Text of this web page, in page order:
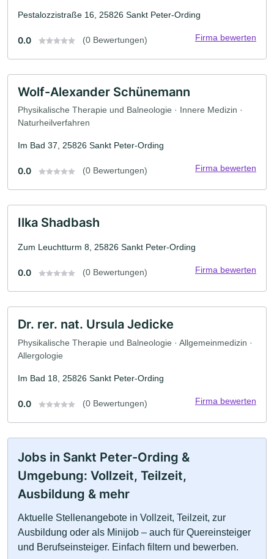
Pestalozzistraße 16, 25826 Sankt Peter-Ording
0.0 (0 Bewertungen) Firma bewerten
Wolf-Alexander Schünemann
Physikalische Therapie und Balneologie · Innere Medizin ·
Naturheilverfahren
Im Bad 37, 25826 Sankt Peter-Ording
0.0 (0 Bewertungen) Firma bewerten
Ilka Shadbash
Zum Leuchtturm 8, 25826 Sankt Peter-Ording
0.0 (0 Bewertungen) Firma bewerten
Dr. rer. nat. Ursula Jedicke
Physikalische Therapie und Balneologie · Allgemeinmedizin ·
Allergologie
Im Bad 18, 25826 Sankt Peter-Ording
0.0 (0 Bewertungen) Firma bewerten
Jobs in Sankt Peter-Ording &
Umgebung: Vollzeit, Teilzeit,
Ausbildung & mehr
Aktuelle Stellenangebote in Vollzeit, Teilzeit, zur
Ausbildung oder als Minijob – auch für Quereinsteiger
und Berufseinsteiger. Einfach filtern und bewerben.